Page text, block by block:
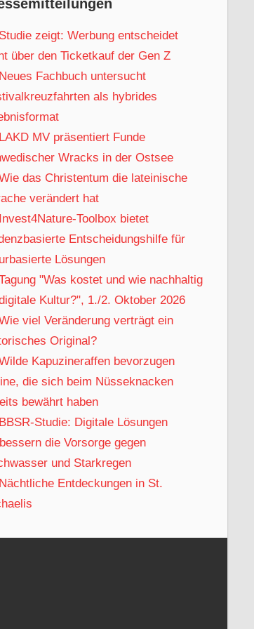
Studie zeigt: Werbung entscheidet
über den Ticketkauf der Gen Z
Neues Fachbuch untersucht
als hybrides
LAKD MV präsentiert Funde
Wracks in der Ostsee
das Christentum die lateinische
verändert hat
Invest4Nature-Toolbox bietet
Entscheidungshilfe für
Lösungen
"Was kostet und wie nachhaltig
Kultur?", 1./2. Oktober 2026
viel Veränderung verträgt ein
Original?
Kapuzineraffen bevorzugen
die sich beim Nüsseknacken
bewährt haben
BBSR-Studie: Digitale Lösungen
die Vorsorge gegen
und Starkregen
Nächtliche Entdeckungen in St.